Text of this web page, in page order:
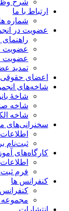
شرح
ارتباط با ما
شماره
عضویت در
راهنمای
عضویت
عضویت
تمدید
اعضای حقوقی
شاخه‌های انجمن
شاخۀ
شاخه
شاخه‌
سخنرانی‌های
اطلاعات
ثبت‌نام
کارگاه‌های
اطلاعات
فرم
کنفرانس ها
کنفرانس
مجموعه
انتشارات